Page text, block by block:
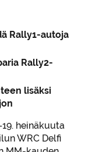
Rally1-autoja
Rally2-
lisäksi
heinäkuuta
WRC Delfi